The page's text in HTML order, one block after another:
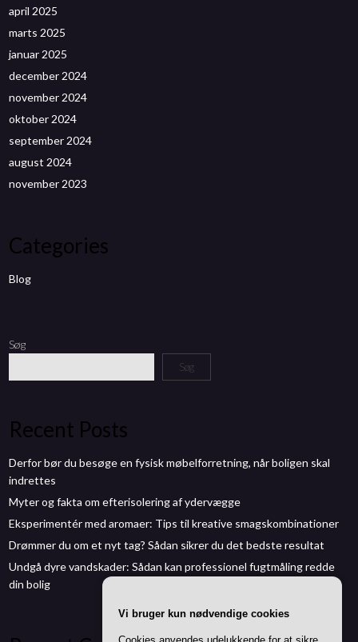
april 2025
marts 2025
januar 2025
december 2024
november 2024
oktober 2024
september 2024
august 2024
november 2023
Categories
Blog
Søg
Søg
Recent Posts
Derfor bør du besøge en fysisk møbelforretning, når boligen skal
indrettes
Myter og fakta om efterisolering af ydervægge
Eksperimentér med aromaer: Tips til kreative smagskombinationer
Drømmer du om et nyt tag? Sådan sikrer du det bedste resultat
Undgå dyre vandskader: Sådan kan professionel fugtmåling redde
din bolig
Vi bruger kun nødvendige cookies